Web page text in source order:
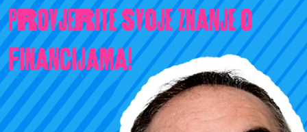
Provjerite svoje znanje o
financijama!